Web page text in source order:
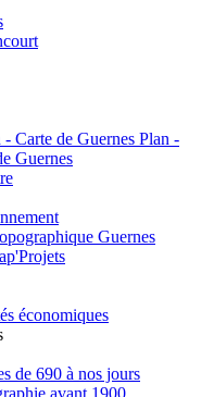
Plan -
Guernes
Guernes
économiques
de 690 à nos jours
avant 1900